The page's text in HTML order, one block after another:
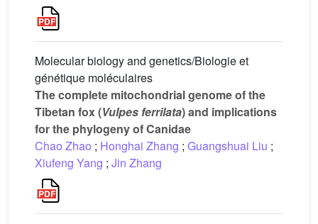
Molecular biology and genetics/Biologie et
génétique moléculaires
The complete mitochondrial genome of the
Tibetan fox (Vulpes ferrilata) and implications
for the phylogeny of Canidae
Chao Zhao ; Honghai Zhang ; Guangshuai Liu ;
Xiufeng Yang ; Jin Zhang